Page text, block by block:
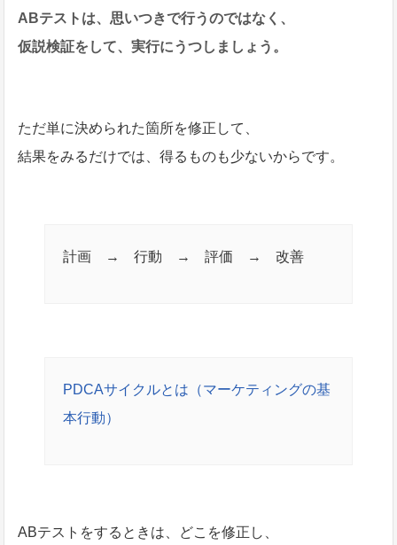
ABテストは、思いつきで行うのではなく、
仮説検証をして、実行にうつしましょう。
ただ単に決められた箇所を修正して、
結果をみるだけでは、得るものも少ないからです。
計画 → 行動 → 評価 → 改善
PDCAサイクルとは（マーケティングの基
本行動）
ABテストをするときは、どこを修正し、